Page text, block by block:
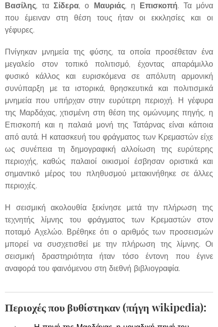
Βασίλης, ταΣίδερα, ο Μαυριάς, η Επισκοπή. Τα μόνα
που έμειναν στη θέση τους ήταν οι εκκλησίες και οι
γέφυρες.
Πνίγηκαν μνημεία της φύσης, τα οποία προσέθεταν ένα
μεγαλείο στον τοπικό πολιτισμό, έχοντας απαράμιλλο
φυσικό κάλλος και ευρισκόμενα σε απόλυτη αρμονική
συνύπαρξη με τα ιστορικά, θρησκευτικά και πολιτισμικά
μνημεία που υπήρχαν στην ευρύτερη περιοχή. Η γέφυρα
της Μαρδάχας, χτισμένη στη θέση της ομώνυμης πηγής, η
Επισκοπή και η παλαιά μονή της Τατάρνας είναι κάποια
από αυτά. Η κατασκευή του φράγματος των Κρεμαστών είχε
ως συνέπεια τη δημογραφική αλλοίωση της ευρύτερης
περιοχής, καθώς παλαιοί οικισμοί έσβησαν οριστικά και
σημαντικό μέρος του πληθυσμού μετακινήθηκε σε άλλες
περιοχές.
Η σεισμική ακολουθία ξεκίνησε μετά την πλήρωση της
τεχνητής λίμνης του φράγματος των Κρεμαστών στον
ποταμό Αχελώο. Βρέθηκε ότι ο αριθμός των προσεισμών
μπορεί να συσχετισθεί με την πλήρωση της λίμνης. Οι
σεισμική δραστηριότητα ήταν τόσο έντονη που έγινε
αναφορά του φαινόμενου στη διεθνή βιβλιογραφία.
Περιοχές που βυθίστηκαν (πήγη wikipedia):